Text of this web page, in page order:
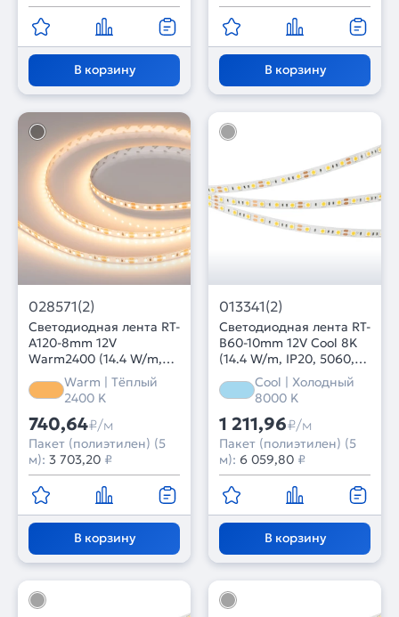
В корзину В корзину
028571(2)
Светодиодная лента RT-
A120-8mm 12V
Warm2400 (14.4 W/m,
IP20, 2835, 5m) (Arlight,
Открытый)
Warm | Тёплый
2400 K
740,64₽/м
Пакет (полиэтилен) (5
м): 3 703,20 ₽
В корзину
013341(2)
Светодиодная лента RT-
B60-10mm 12V Cool 8K
(14.4 W/m, IP20, 5060,
5m) (Arlight, 14.4 Вт/м,
IP20)
Cool | Холодный
8000 K
1 211,96₽/м
Пакет (полиэтилен) (5
м): 6 059,80 ₽
В корзину